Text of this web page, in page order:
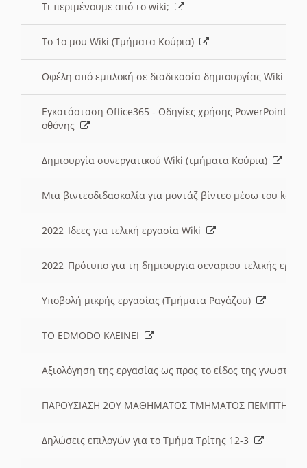
Τι περιμένουμε από το wiki;
Το 1ο μου Wiki (Τμήματα Κούρια)
Οφέλη από εμπλοκή σε διαδικασία δημιουργίας Wiki
Εγκατάσταση Office365 - Οδηγίες χρήσης PowerPoint
οθόνης
Δημιουργία συνεργατικού Wiki (τμήματα Κούρια)
Μια βιντεοδιδασκαλία για μοντάζ βίντεο μέσω του
2022_Ιδεες για τελική εργασία Wiki
2022_Πρότυπο για τη δημιουργια σεναριου τελικής
Υποβολή μικρής εργασίας (Τμήματα Ραγάζου)
ΤΟ EDMODO ΚΛΕΙΝΕΙ
Αξιολόγηση της εργασίας ως προς το είδος της
ΠΑΡΟΥΣΙΑΣΗ 2ΟΥ ΜΑΘΗΜΑΤΟΣ ΤΜΗΜΑΤΟΣ
Δηλώσεις επιλογών για το Τμήμα Τρίτης 12-3